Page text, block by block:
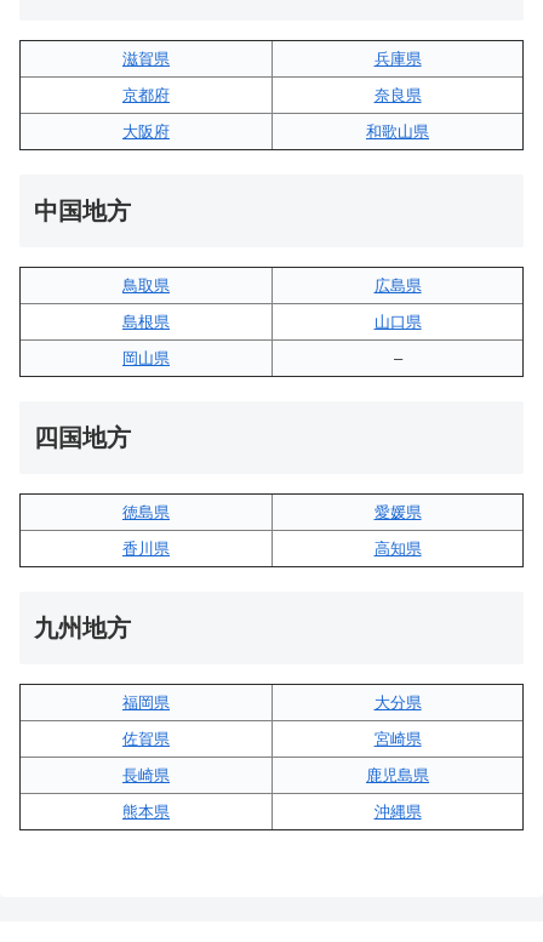
滋賀県
兵庫県
京都府
奈良県
大阪府
和歌山県
中国地方
鳥取県
広島県
島根県
山口県
岡山県
–
四国地方
徳島県
愛媛県
香川県
高知県
九州地方
福岡県
大分県
佐賀県
宮崎県
長崎県
鹿児島県
熊本県
沖縄県